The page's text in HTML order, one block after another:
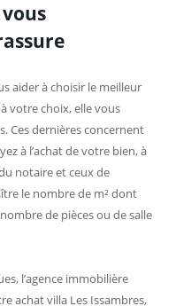
aider à choisir le meilleur
votre choix, elle vous
Ces dernières concernent
à l’achat de votre bien, à
notaire et ceux de
le nombre de m² dont
de pièces ou de salle
l’agence immobilière
achat villa Les Issambres,